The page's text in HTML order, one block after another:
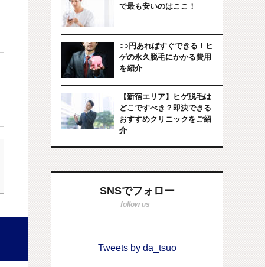
で最も安いのはここ！
○○円あればすぐできる！ヒ
ゲの永久脱毛にかかる費用
を紹介
【新宿エリア】ヒゲ脱毛は
どこですべき？即決できる
おすすめクリニックをご紹
介
SNSでフォロー
Tweets by da_tsuo